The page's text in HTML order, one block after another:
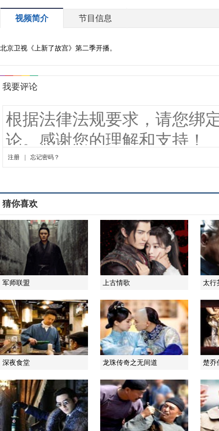
视频简介 节目信息
北京卫视《上新了故宫》第二季开播。
猜你喜欢
军师联盟 上古情歌 太行
深夜食堂 龙珠传奇之无间道 楚乔